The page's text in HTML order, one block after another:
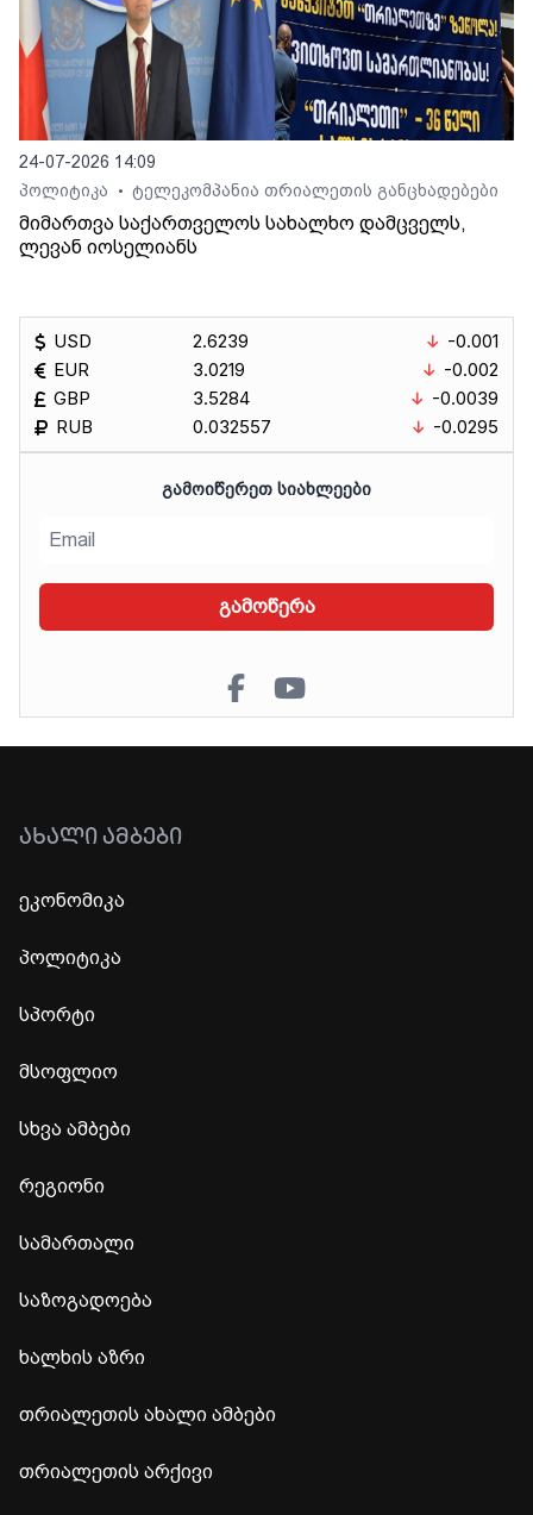
24-07-2026 14:09
პოლიტიკა
• ტელეკომპანია თრიალეთის განცხადებები
მიმართვა საქართველოს სახალხო დამცველს,
ლევან იოსელიანს
USD
EUR
GBP
RUB
2.6239
3.0219
3.5284
0.032557
-0.001
-0.002
-0.0039
-0.0295
ᲒᲐᲛᲝᲘᲬᲔᲠᲔᲗ ᲡᲘᲐᲮᲚᲔᲔᲑᲘ
გამოწერა
ᲐᲮᲐᲚᲘ ᲐᲛᲑᲔᲑᲘ
ეკონომიკა
პოლიტიკა
სპორტი
მსოფლიო
სხვა ამბები
რეგიონი
სამართალი
საზოგადოება
ხალხის აზრი
თრიალეთის ახალი ამბები
თრიალეთის არქივი